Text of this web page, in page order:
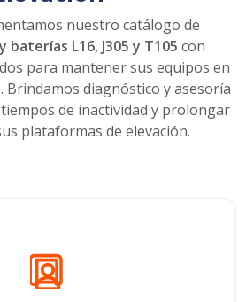
nuestro catálogo de
baterías L16, J305 y T105 con
para mantener sus equipos en
Brindamos diagnóstico y asesoría
de inactividad y prolongar
plataformas de elevación.